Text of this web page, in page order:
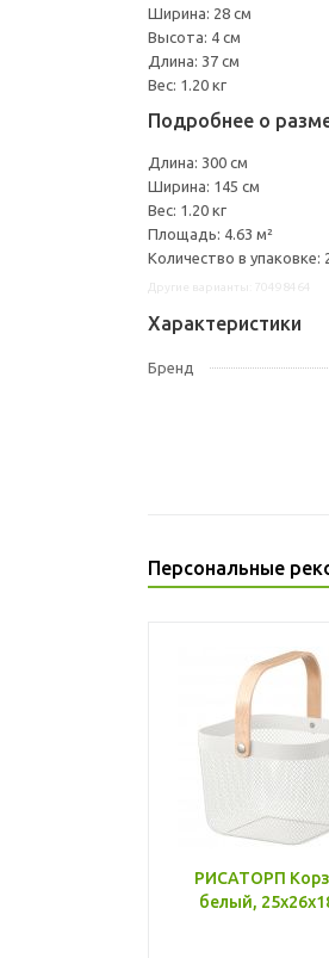
Ширина: 28 см
Высота: 4 см
Длина: 37 см
Вес: 1.20 кг
Подробнее о
Длина: 300 см
Ширина: 145 см
Вес: 1.20 кг
Площадь: 4.63 м²
Количество в упаковке:
Характеристики
Бренд
Персональные
РИСАТОРП
белый,